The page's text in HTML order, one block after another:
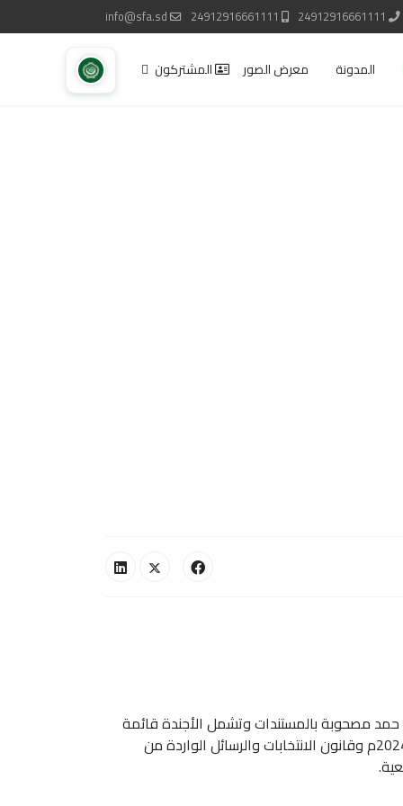
24912916661111
24912916661111
info@sfa.sd
المدونة معرض الصور المشتركون
العمومية للاتحاد اجندة الجمعية للاتحاد المنعقدة يوم 20 فبراير 2025م بمدينة ابو حمد مصحوبة بالمستندات وتشمل الأجندة قائمة
المرشحين لعضوية لجنتي الانتخابات والإستئنافات الانتخابية ومحضر الجمعية العمومية المنعقدة بورتسودان يوم 20 اكتوبر 2024م وقانون الانتخابات والرسائل الواردة من